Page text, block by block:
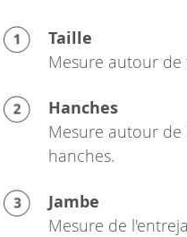
Taille
Mesure autour de
Hanches
Mesure autour de
hanches.
Jambe
Mesure de